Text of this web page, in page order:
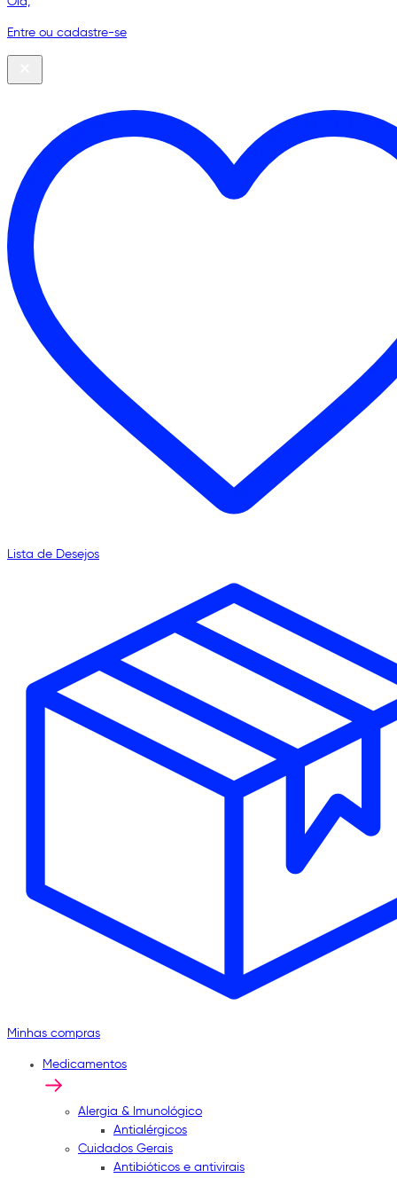
Entre ou cadastre-se
Lista de Desejos
Minhas compras
Medicamentos
Alergia & Imunológico
Antialérgicos
Cuidados Gerais
Antibióticos e antivirais